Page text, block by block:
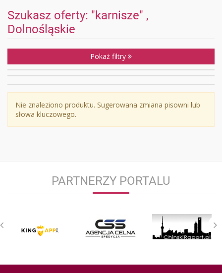
Szukasz oferty: "karnisze" ,
Dolnośląskie
Pokaż filtry
Nie znaleziono produktu. Sugerowana zmiana pisowni lub
słowa kluczowego.
PARTNERZY PORTALU